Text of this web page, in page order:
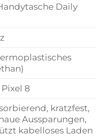
Daily
8
kratzfest,
Aussparungen,
kabelloses Laden